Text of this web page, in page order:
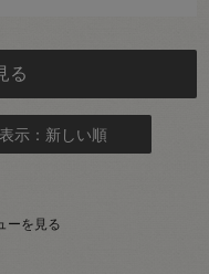
る
表示：新しい順
ーを見る